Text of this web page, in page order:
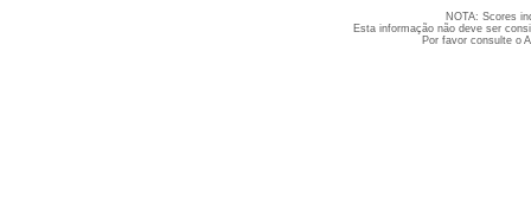
NOTA: Scores
Esta informação não deve ser
Por favor consulte o